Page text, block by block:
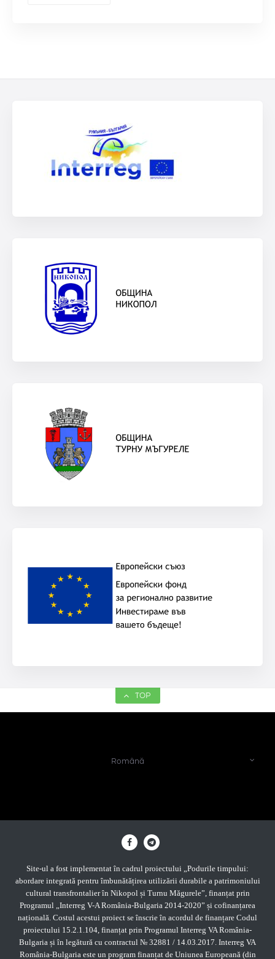
TOP
Română
Site-ul a fost implementat în cadrul proiectului „Podurile timpului:
abordare integrată pentru îmbunătățirea utilizării durabile a patrimoniului
cultural transfrontalier în Nikopol și Turnu Măgurele”, finanțat prin
Programul „Interreg V-A România-Bulgaria 2014-2020” și cofinanțarea
națională. Costul acestui proiect se înscrie în acordul de finanțare Codul
proiectului 15.2.1.104, finanțat prin Programul Interreg VA România-
Bulgaria și în legătură cu contractul № 32881 / 14.03.2017. Interreg VA
România-Bulgaria este un program finanțat de Uniunea Europeană (din